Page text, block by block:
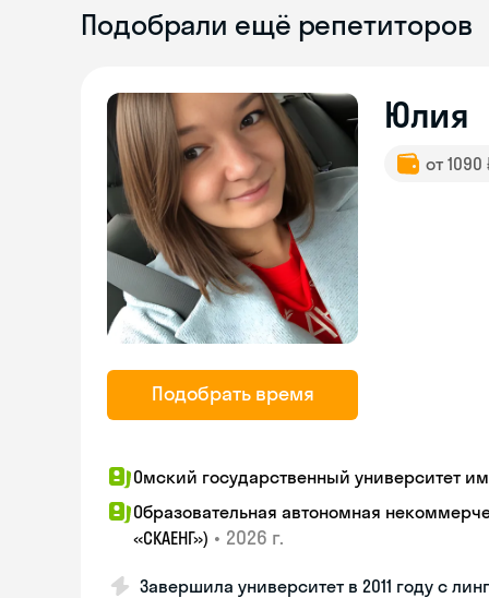
Подобрали ещё репетиторов
Подобрать время
Юлия
от
Омский государственный университет
Образовательная автономная
«СКАЕНГ») • 2026 г.
Завершила университет в 2011 году с